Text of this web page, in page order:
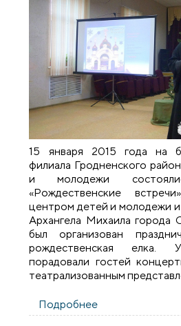
15 января 2015 года на
филиала Гродненского
и молодежи
«Рождественские
центром детей и молодежи
Архангела Михаила города
был организован
рождественская елка.
порадовали гостей
театрализованным
Подробнее
встречи» в